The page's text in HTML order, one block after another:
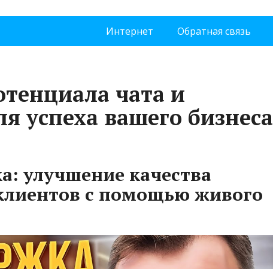
Интернет Обратная связь
чата и
успеха вашего бизнеса
улучшение качества
с помощью живого